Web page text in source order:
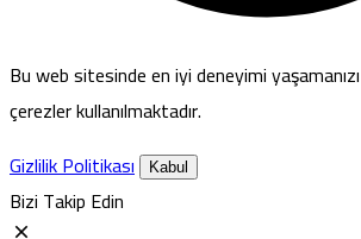
Bu web sitesinde en iyi deneyimi
çerezler kullanılmaktadır.
Gizlilik Politikası
Kabul
Bizi Takip Edin